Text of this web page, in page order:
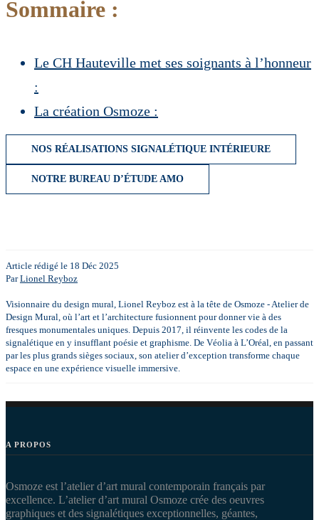
Sommaire :
Le CH Hauteville met ses soignants à l’honneur
:
La création Osmoze :
NOS RÉALISATIONS SIGNALÉTIQUE INTÉRIEURE
NOTRE BUREAU D’ÉTUDE AMO
Article rédigé le 18 Déc 2025
ParLionel Reyboz
Visionnaire du design mural, Lionel Reyboz est à la tête de Osmoze - Atelier de
Design Mural, où l’art et l’architecture fusionnent pour donner vie à des
fresques monumentales uniques. Depuis 2017, il réinvente les codes de la
signalétique en y insufflant poésie et graphisme. De Véolia à L’Oréal, en passant
par les plus grands sièges sociaux, son atelier d’exception transforme chaque
espace en une expérience visuelle immersive.
A PROPOS
Osmoze est l’atelier d’art mural contemporain français par
excellence. L’atelier d’art mural Osmoze crée des oeuvres
graphiques et des signalétiques exceptionnelles, géantes,